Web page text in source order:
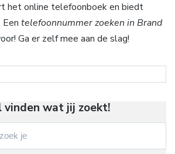
het online telefoonboek en biedt
telefoonnummer zoeken in Brand
Ga er zelf mee aan de slag!
vinden wat jij zoekt!